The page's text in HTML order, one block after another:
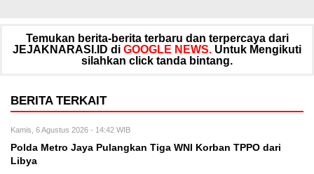
Temukan berita-berita terbaru dan terpercaya dari
JEJAKNARASI.ID di GOOGLE NEWS. Untuk Mengikuti
silahkan click tanda bintang.
BERITA TERKAIT
Kamis, 6 Agustus 2026 - 14:42 WIB
Polda Metro Jaya Pulangkan Tiga WNI Korban TPPO dari
Libya